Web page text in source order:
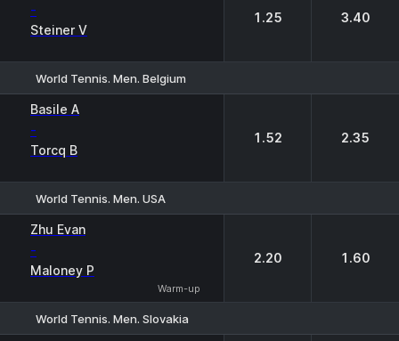
-
Steiner V
1.25 3.40
World Tennis. Men. Belgium
Basile A
-
Torcq B
1.52 2.35
World Tennis. Men. USA
Zhu Evan
-
Maloney P
Warm-up
2.20 1.60
World Tennis. Men. Slovakia